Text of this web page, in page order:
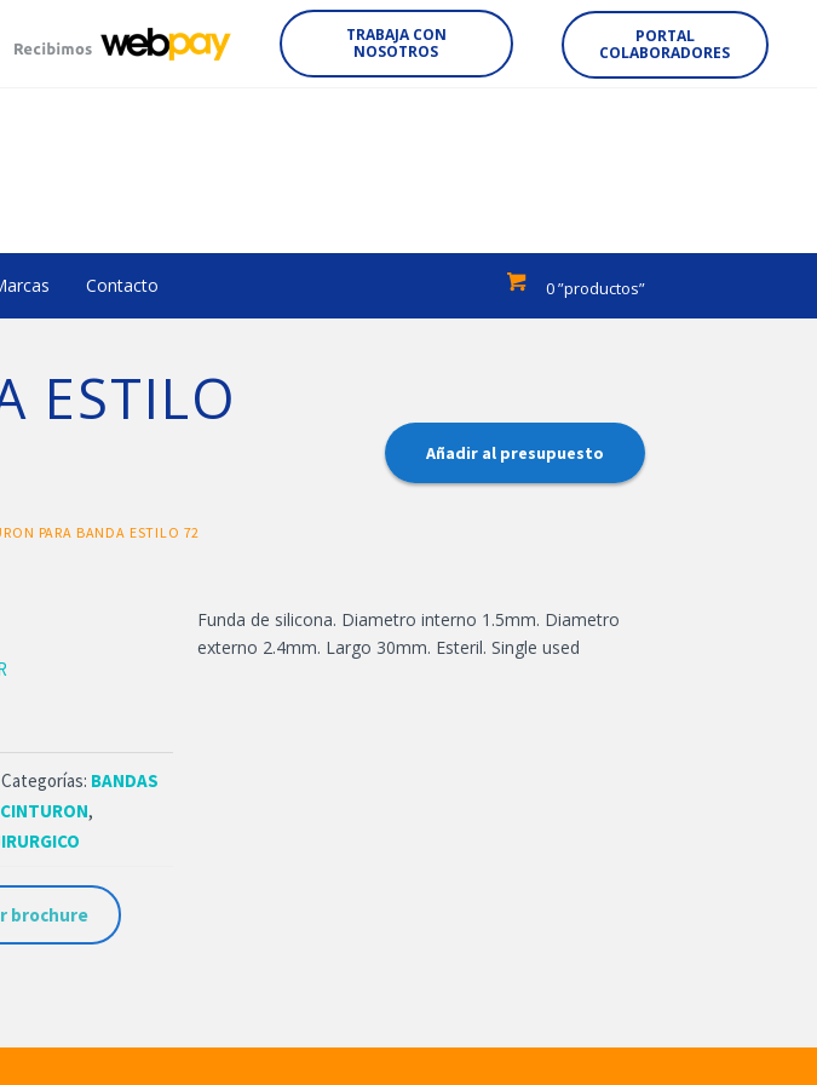
TRABAJA CON
NOSOTROS
PORTAL
COLABORADORES
Contacto 0 ”productos”
ESTILO
PARA BANDA ESTILO 72
Añadir al presupuesto
Categorías: BANDAS
CINTURON,
brochure
Funda de silicona. Diametro interno 1.5mm. Diametro
externo 2.4mm. Largo 30mm. Esteril. Single used